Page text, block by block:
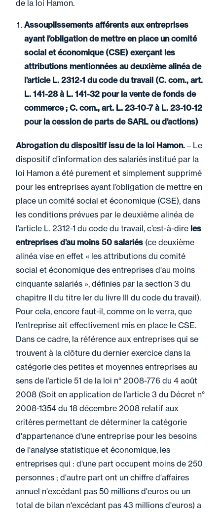
de la loi Hamon.
Assouplissements afférents aux entreprises
ayant l’obligation de mettre en place un comité
social et économique (CSE) exerçant les
attributions mentionnées au deuxième alinéa de
l’article L. 2312-1 du code du travail (C. com., art.
L. 141-28 à L. 141-32 pour la vente de fonds de
commerce ; C. com., art. L. 23-10-7 à L. 23-10-12
pour la cession de parts de SARL ou d’actions)
Abrogation du dispositif issu de la loi Hamon. – Le
dispositif d’information des salariés institué par la
loi Hamon a été purement et simplement supprimé
pour les entreprises ayant l’obligation de mettre en
place un comité social et économique (CSE), dans
les conditions prévues par le deuxième alinéa de
l’article L. 2312-1 du code du travail, c’est-à-dire les
entreprises d’au moins 50 salariés (ce deuxième
alinéa vise en effet « les attributions du comité
social et économique des entreprises d'au moins
cinquante salariés », définies par la section 3 du
chapitre II du titre Ier du livre III du code du travail).
Pour cela, encore faut-il, comme on le verra, que
l’entreprise ait effectivement mis en place le CSE.
Dans ce cadre, la référence aux entreprises qui se
trouvent à la clôture du dernier exercice dans la
catégorie des petites et moyennes entreprises au
sens de l’article 51 de la loi n° 2008-776 du 4 août
2008 (Soit en application de l’article 3 du Décret n°
2008-1354 du 18 décembre 2008 relatif aux
critères permettant de déterminer la catégorie
d'appartenance d'une entreprise pour les besoins
de l'analyse statistique et économique, les
entreprises qui : d'une part occupent moins de 250
personnes ; d'autre part ont un chiffre d'affaires
annuel n'excédant pas 50 millions d'euros ou un
total de bilan n'excédant pas 43 millions d'euros) a